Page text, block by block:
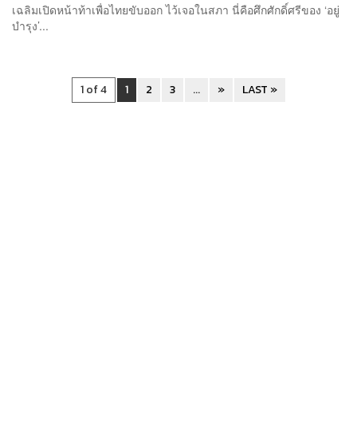
เฉลิมเปิดหน้าท้าเพื่อไทยขับออก ไว้เจอในสภา นี่คือศึกศักดิ์ศรีของ ‘อยู่
บำรุง’...
1 of 4 1 2 3 ... » LAST »